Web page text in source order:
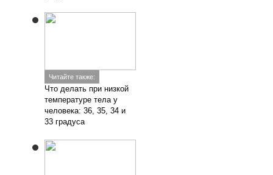
Читайте также:
Что делать при низкой
температуре тела у
человека: 36, 35, 34 и
33 градуса